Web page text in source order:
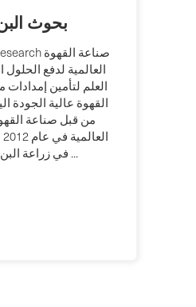
بحوث
العالمية لدفع الحلول
العلم لتأمين
القهوة عالية الجودة
في زراعة البن ضروري لتلبية ...